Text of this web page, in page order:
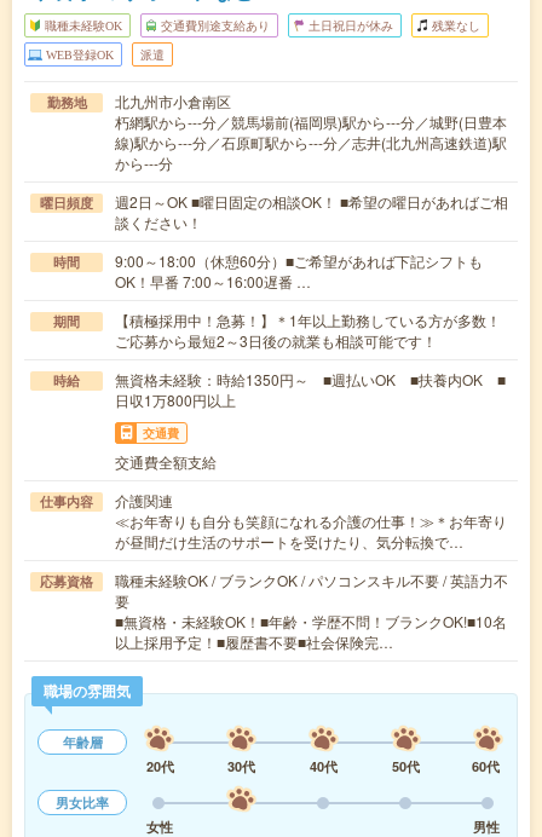
職種未経験OK 交通費別途支給あり 土日祝日が休み 残業なし
WEB登録OK 派遣
勤務地
北九州市小倉南区
朽網駅から---分／競馬場前(福岡県)駅から---分／城野(日豊本
線)駅から---分／石原町駅から---分／志井(北九州高速鉄道)駅
から---分
曜日頻度
週2日～OK ■曜日固定の相談OK！ ■希望の曜日があればご相
談ください！
時間
9:00～18:00（休憩60分）■ご希望があれば下記シフトも
OK！早番 7:00～16:00遅番 …
期間
【積極採用中！急募！】＊1年以上勤務している方が多数！
ご応募から最短2～3日後の就業も相談可能です！
時給
無資格未経験：時給1350円～ ■週払いOK ■扶養内OK ■
日収1万800円以上
交通費
交通費全額支給
仕事内容
介護関連
≪お年寄りも自分も笑顔になれる介護の仕事！≫＊お年寄り
が昼間だけ生活のサポートを受けたり、気分転換で…
応募資格
職種未経験OK / ブランクOK / パソコンスキル不要 / 英語力不
要
■無資格・未経験OK！■年齢・学歴不問！ブランクOK!■10名
以上採用予定！■履歴書不要■社会保険完…
職場の雰囲気
年齢層
20代
30代 40代 50代
60代
男女比率
女性
男性